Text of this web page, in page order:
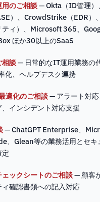
のご相談— Okta（ID管理）、
）、CrowdStrike（EDR）
ティ）、Microsoft 365、
ほか30以上のSaaS
相談— 日常的なIT運用業務の代
化、ヘルプデスク連携
適化のご相談— アラート対
インシデント対応支援
— ChatGPT Enterprise、
、Glean等の業務活用とセキ
ックシートのご相談— 顧客
確認書類への記入対応